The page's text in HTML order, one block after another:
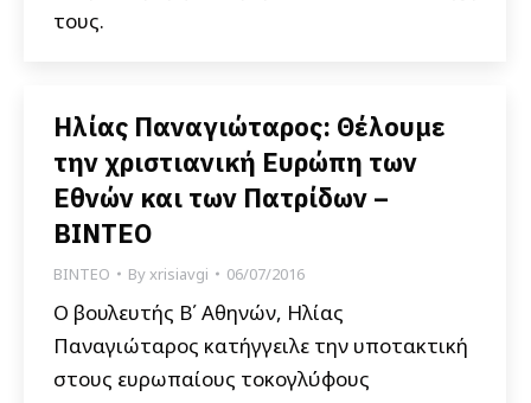
τους.
Ηλίας Παναγιώταρος: Θέλουμε
την χριστιανική Ευρώπη των
Eθνών και των Πατρίδων –
ΒΙΝΤΕΟ
ΒΙΝΤΕΟ Byxrisiavgi 06/07/2016
Ο βουλευτής Β΄ Αθηνών, Ηλίας
Παναγιώταρος κατήγγειλε την υποτακτική
στους ευρωπαίους τοκογλύφους